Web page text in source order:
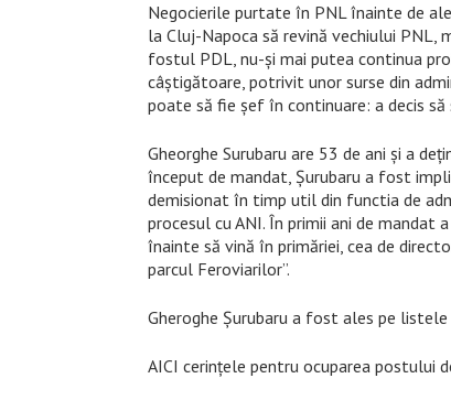
Negocierile purtate în PNL înainte de
la Cluj-Napoca să revină vechiului PNL,
fostul PDL, nu-și mai putea continua
câștigătoare, potrivit unor surse din
poate să fie șef în continuare: a decis
Gheorghe Surubaru are 53 de ani și a
început de mandat, Șurubaru a fost
demisionat în timp util din functia de
procesul cu ANI. În primii ani de mandat
înainte să vină în primăriei, cea de
parcul Feroviarilor”.
Gheroghe Șurubaru a fost ales pe
AICI cerințele pentru ocuparea postului